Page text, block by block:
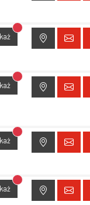
Brak dostępu do
Brak dostępu do
Brak dostępu do
Brak dostępu do